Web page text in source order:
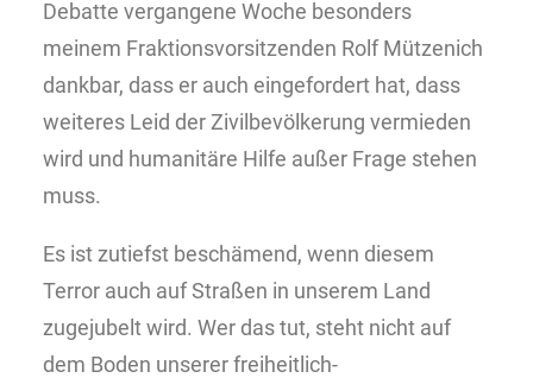
Debatte vergangene Woche besonders
meinem Fraktionsvorsitzenden Rolf Mützenich
dankbar, dass er auch eingefordert hat, dass
weiteres Leid der Zivilbevölkerung vermieden
wird und humanitäre Hilfe außer Frage stehen
muss.
Es ist zutiefst beschämend, wenn diesem
Terror auch auf Straßen in unserem Land
zugejubelt wird. Wer das tut, steht nicht auf
dem Boden unserer freiheitlich-